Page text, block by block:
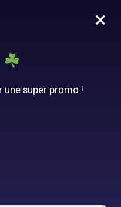
0
promo « SALOPETTE10 »
×
une super promo !